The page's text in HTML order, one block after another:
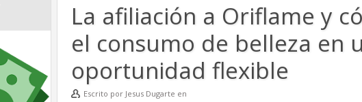
La afiliación a Oriflame y
el consumo de belleza en
oportunidad flexible
Escrito por Jesus Dugarte en